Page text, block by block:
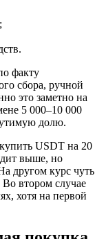
факту
сбора, ручной
это заметно на
5 000–10 000
долю.
USDT на 20
выше, но
другом курс чуть
Во втором случае
хотя на первой